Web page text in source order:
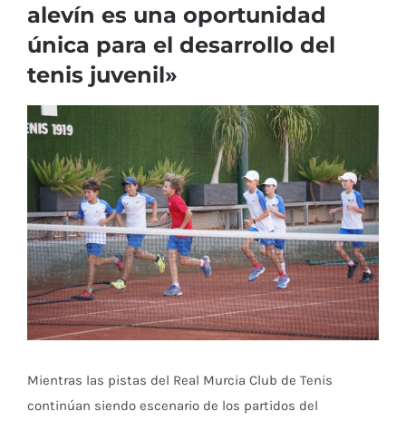
alevín es una oportunidad
única para el desarrollo del
tenis juvenil»
Ver
más
grande
Mientras las pistas del Real Murcia Club de Tenis
continúan siendo escenario de los partidos del